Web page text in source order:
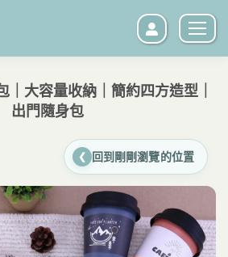
｜大容量收納｜簡約四方造型｜
出門隨身包
❮ 回到剛剛瀏覽的位置